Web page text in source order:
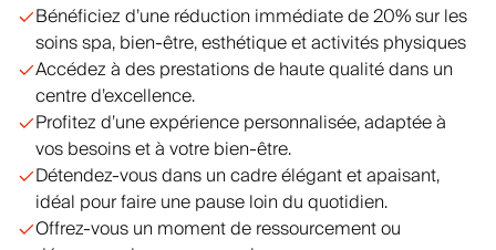
Bénéficiez d’une réduction immédiate de 20% sur les
soins spa, bien-être, esthétique et activités physiques
Accédez à des prestations de haute qualité dans un
centre d’excellence.
Profitez d’une expérience personnalisée, adaptée à
vos besoins et à votre bien-être.
Détendez-vous dans un cadre élégant et apaisant,
idéal pour faire une pause loin du quotidien.
Offrez-vous un moment de ressourcement ou